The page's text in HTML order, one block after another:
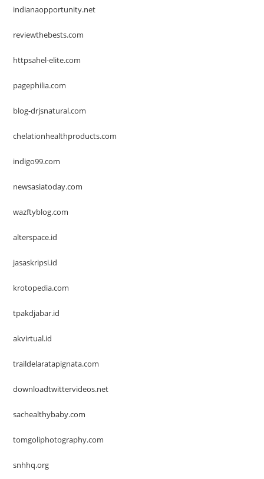
indianaopportunity.net
reviewthebests.com
httpsahel-elite.com
pagephilia.com
blog-drjsnatural.com
chelationhealthproducts.com
indigo99.com
newsasiatoday.com
wazftyblog.com
alterspace.id
jasaskripsi.id
krotopedia.com
tpakdjabar.id
akvirtual.id
traildelaratapignata.com
downloadtwittervideos.net
sachealthybaby.com
tomgoliphotography.com
snhhq.org